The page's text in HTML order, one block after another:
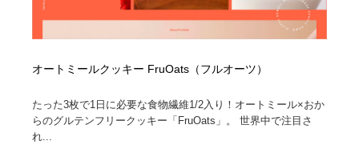
オートミールクッキー FruOats（フルオーツ）
たった3枚で1日に必要な食物繊維1/2入り！オートミール×おか
らのグルテンフリークッキー「FruOats」。 世界中で注目さ
れ...